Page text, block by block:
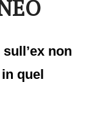
non
quel